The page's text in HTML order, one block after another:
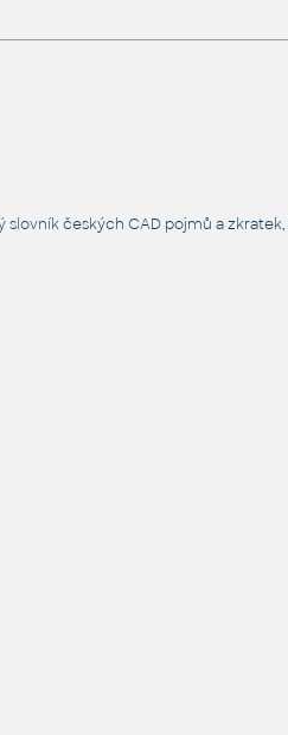
slovníkčeských CAD pojmů a zkratek,